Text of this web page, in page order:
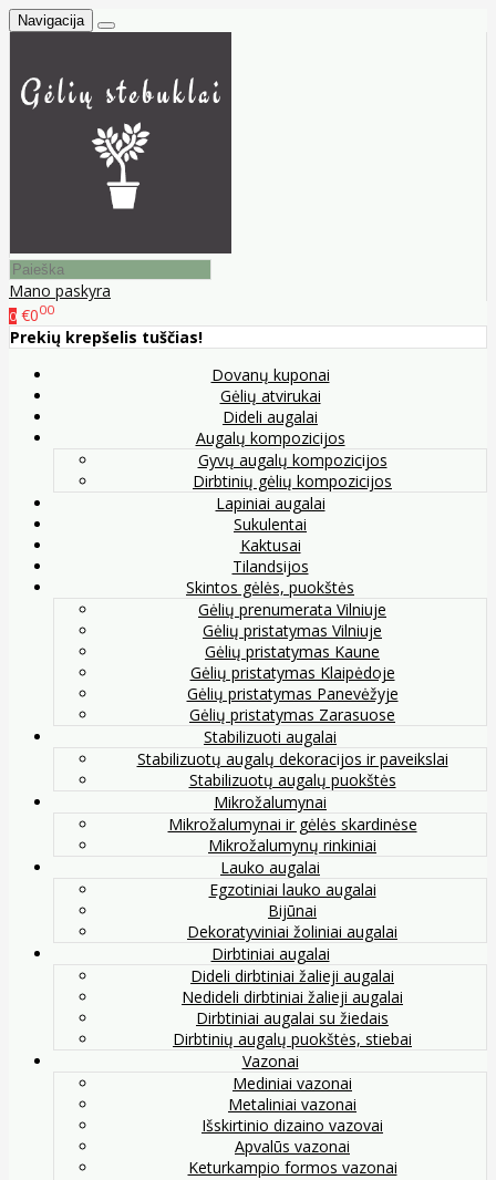
Navigacija
Mano paskyra
0 €000
Prekių krepšelis tuščias!
Dovanų kuponai
Gėlių atvirukai
Dideli augalai
Augalų kompozicijos
Gyvų augalų kompozicijos
Dirbtinių gėlių kompozicijos
Lapiniai augalai
Sukulentai
Kaktusai
Tilandsijos
Skintos gėlės, puokštės
Gėlių prenumerata Vilniuje
Gėlių pristatymas Vilniuje
Gėlių pristatymas Kaune
Gėlių pristatymas Klaipėdoje
Gėlių pristatymas Panevėžyje
Gėlių pristatymas Zarasuose
Stabilizuoti augalai
Stabilizuotų augalų dekoracijos ir paveikslai
Stabilizuotų augalų puokštės
Mikrožalumynai
Mikrožalumynai ir gėlės skardinėse
Mikrožalumynų rinkiniai
Lauko augalai
Egzotiniai lauko augalai
Bijūnai
Dekoratyviniai žoliniai augalai
Dirbtiniai augalai
Dideli dirbtiniai žalieji augalai
Nedideli dirbtiniai žalieji augalai
Dirbtiniai augalai su žiedais
Dirbtinių augalų puokštės, stiebai
Vazonai
Mediniai vazonai
Metaliniai vazonai
Išskirtinio dizaino vazovai
Apvalūs vazonai
Keturkampio formos vazonai